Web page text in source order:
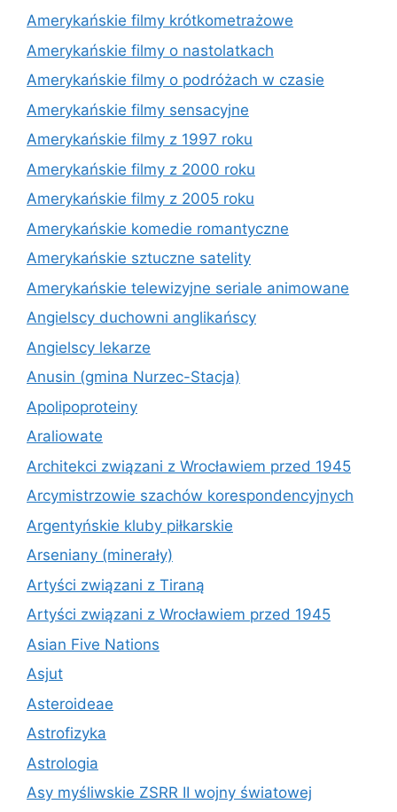
Amerykańskie filmy krótkometrażowe
Amerykańskie filmy o nastolatkach
Amerykańskie filmy o podróżach w czasie
Amerykańskie filmy sensacyjne
Amerykańskie filmy z 1997 roku
Amerykańskie filmy z 2000 roku
Amerykańskie filmy z 2005 roku
Amerykańskie komedie romantyczne
Amerykańskie sztuczne satelity
Amerykańskie telewizyjne seriale animowane
Angielscy duchowni anglikańscy
Angielscy lekarze
Anusin (gmina Nurzec-Stacja)
Apolipoproteiny
Araliowate
Architekci związani z Wrocławiem przed 1945
Arcymistrzowie szachów korespondencyjnych
Argentyńskie kluby piłkarskie
Arseniany (minerały)
Artyści związani z Tiraną
Artyści związani z Wrocławiem przed 1945
Asian Five Nations
Asjut
Asteroideae
Astrofizyka
Astrologia
Asy myśliwskie ZSRR II wojny światowej